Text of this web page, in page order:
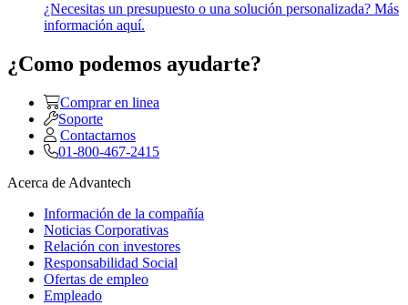
¿Necesitas un presupuesto o una solución personalizada? Más
información aquí.
¿Como podemos ayudarte?
Comprar en linea
Soporte
Contactarnos
01-800-467-2415
Acerca de Advantech
Información de la compañía
Noticias Corporativas
Relación con investores
Responsabilidad Social
Ofertas de empleo
Empleado